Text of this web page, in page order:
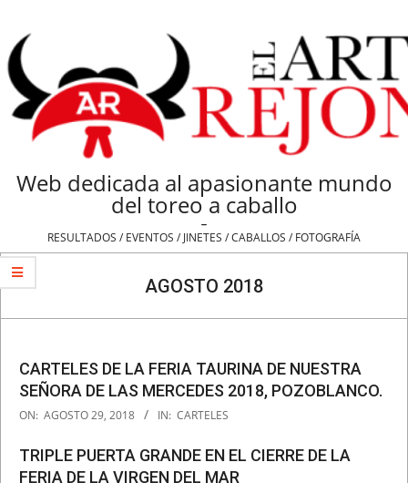
content
Web dedicada al apasionante mundo
del toreo a caballo
-
RESULTADOS / EVENTOS / JINETES / CABALLOS / FOTOGRAFÍA
Navigation
Menu
AGOSTO 2018
CARTELES DE LA FERIA TAURINA DE NUESTRA
SEÑORA DE LAS MERCEDES 2018, POZOBLANCO.
2018-
29
ON: AGOSTO 29, 2018 IN: CARTELES
TRIPLE PUERTA GRANDE EN EL CIERRE DE LA
FERIA DE LA VIRGEN DEL MAR